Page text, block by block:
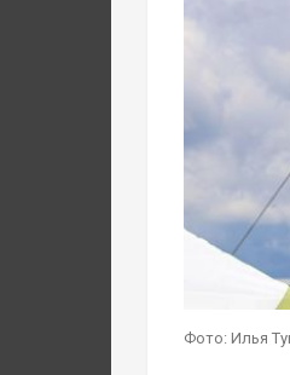
Фото: Илья